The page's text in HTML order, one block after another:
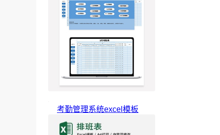
考勤管理系统excel模板